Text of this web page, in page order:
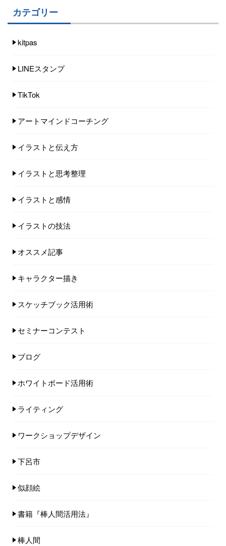
カテゴリー
kitpas
LINEスタンプ
TikTok
アートマインドコーチング
イラストと伝え方
イラストと思考整理
イラストと感情
イラストの技法
オススメ記事
キャラクター描き
スケッチブック活用術
セミナーコンテスト
ブログ
ホワイトボード活用術
ライティング
ワークショップデザイン
下呂市
似顔絵
書籍『棒人間活用法』
棒人間